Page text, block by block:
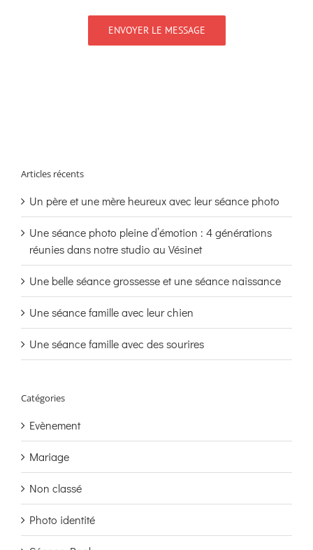
ENVOYER LE MESSAGE
Articles récents
Un père et une mère heureux avec leur séance photo
Une séance photo pleine d’émotion : 4 générations
réunies dans notre studio au Vésinet
Une belle séance grossesse et une séance naissance
Une séance famille avec leur chien
Une séance famille avec des sourires
Catégories
Evènement
Mariage
Non classé
Photo identité